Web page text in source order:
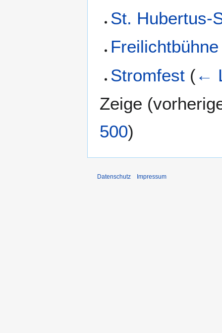
St. Hubertus-
Freilichtbühne
Stromfest (←
Zeige (
500)
Datenschutz Impressum